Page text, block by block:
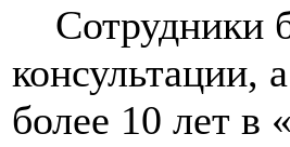
Сотрудники
консультации,
более 10 лет в